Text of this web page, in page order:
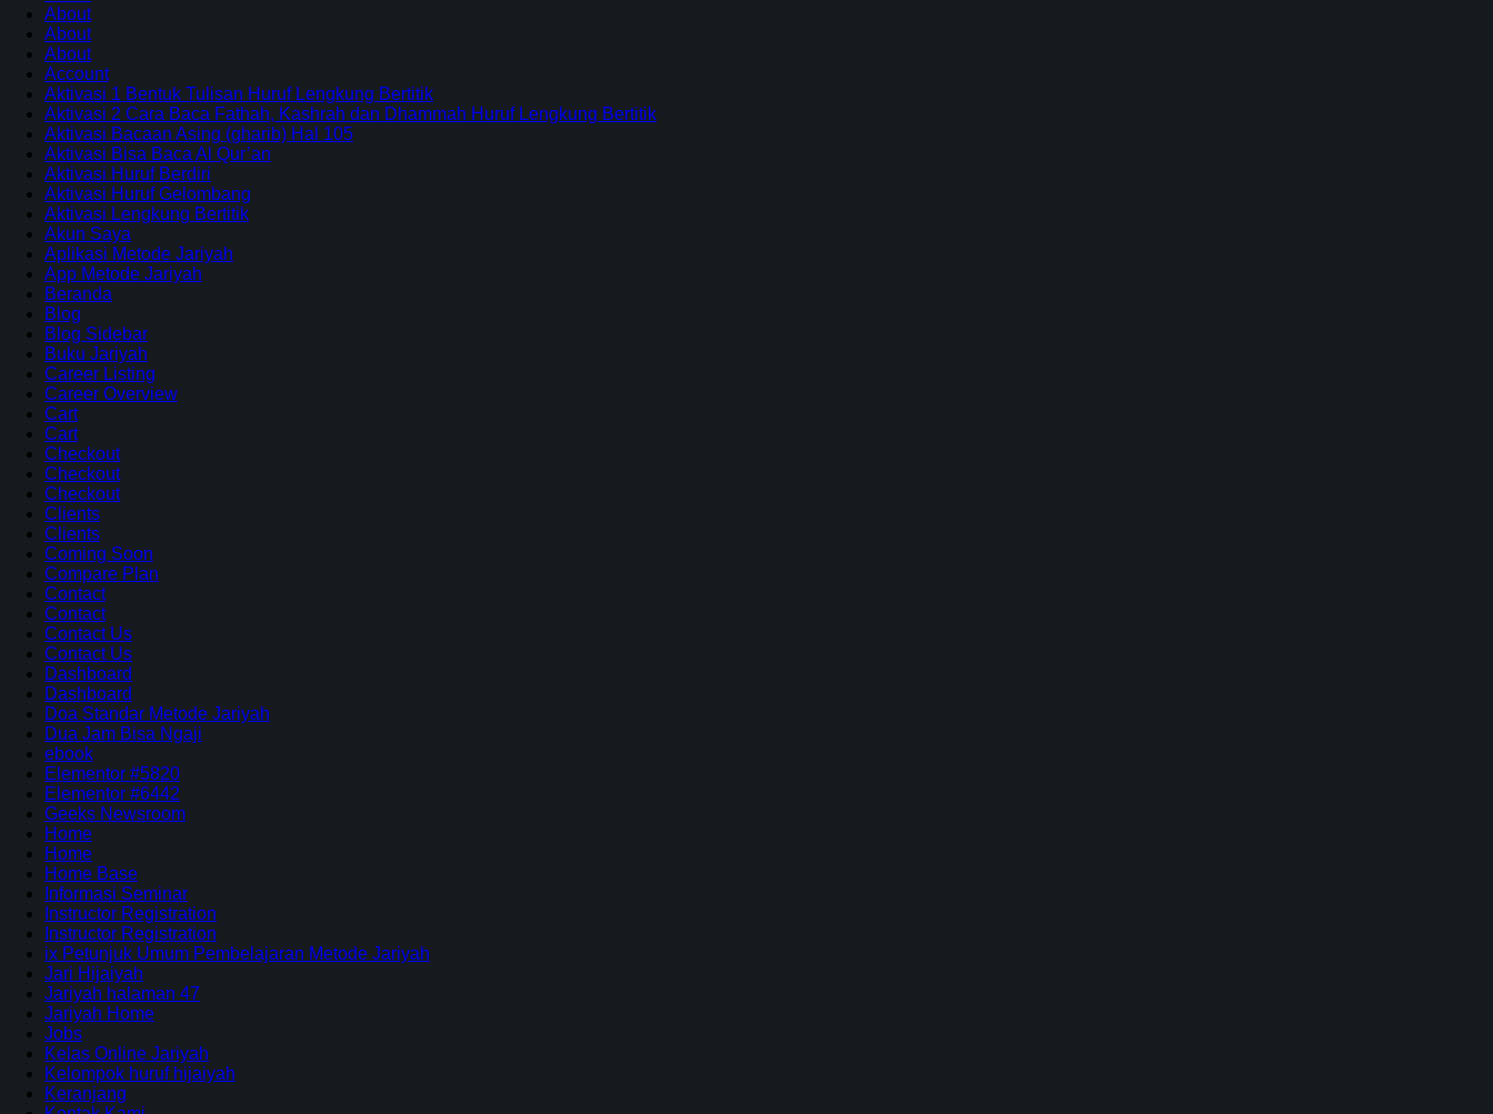
About
About
About
Account
Aktivasi 1 Bentuk Tulisan Huruf Lengkung Bertitik
Aktivasi 2 Cara Baca Fathah, Kashrah dan Dhammah Huruf Lengkung Bertitik
Aktivasi Bacaan Asing (gharib) Hal 105
Aktivasi Bisa Baca Al Qur’an
Aktivasi Huruf Berdiri
Aktivasi Huruf Gelombang
Aktivasi Lengkung Bertitik
Akun Saya
Aplikasi Metode Jariyah
App Metode Jariyah
Beranda
Blog
Blog Sidebar
Buku Jariyah
Career Listing
Career Overview
Cart
Cart
Checkout
Checkout
Checkout
Clients
Clients
Coming Soon
Compare Plan
Contact
Contact
Contact Us
Contact Us
Dashboard
Dashboard
Doa Standar Metode Jariyah
Dua Jam Bisa Ngaji
ebook
Elementor #5820
Elementor #6442
Geeks Newsroom
Home
Home
Home Base
Informasi Seminar
Instructor Registration
Instructor Registration
ix Petunjuk Umum Pembelajaran Metode Jariyah
Jari Hijaiyah
Jariyah halaman 47
Jariyah Home
Jobs
Kelas Online Jariyah
Kelompok huruf hijaiyah
Keranjang